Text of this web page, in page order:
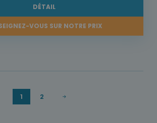
DÉTAIL
VOUS SUR NOTRE PRIX
1 2